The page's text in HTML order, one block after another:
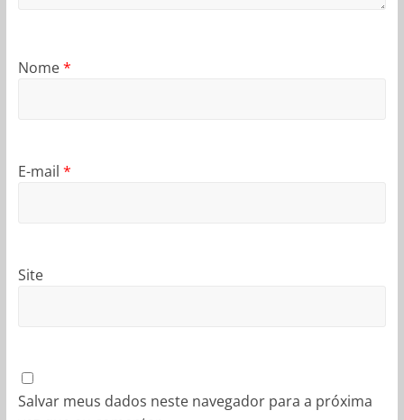
Nome*
E-mail *
Site
Salvar meus dados neste navegador para a próxima